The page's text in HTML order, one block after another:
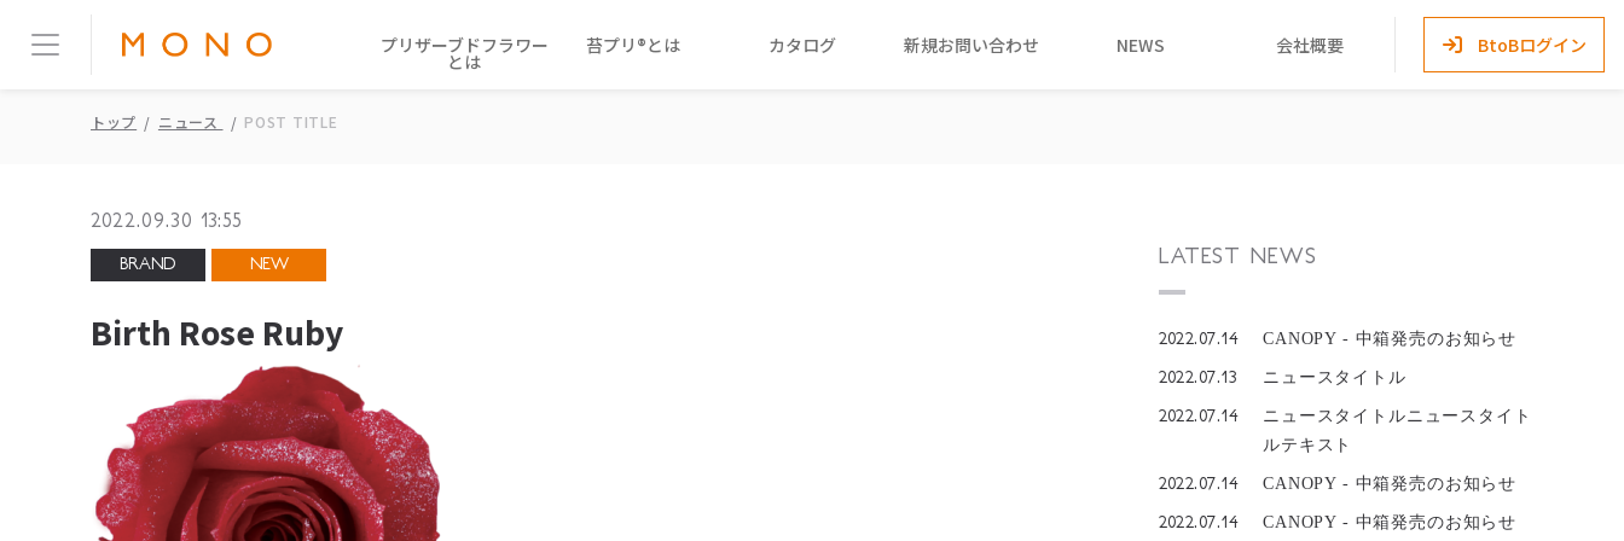
プリザーブドフラワー
とは
苔プリ®とは カタログ 新規お問い合わせ NEWS 会社概要 BtoBログイン
トップ ニュース POST TITLE
2022.09.30 13:55
BRAND NEW
Birth Rose Ruby
LATEST NEWS
2022.07.14 CANOPY - 中箱発売のお知らせ
2022.07.13 ニュースタイトル
2022.07.14
ニュースタイトルニュースタイト
ルテキスト
2022.07.14 CANOPY - 中箱発売のお知らせ
2022.07.14 CANOPY - 中箱発売のお知らせ